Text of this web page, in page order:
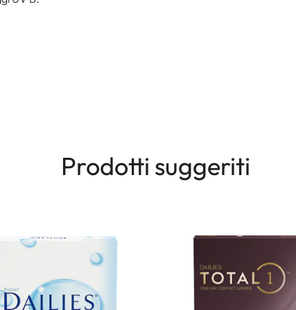
Prodotti suggeriti